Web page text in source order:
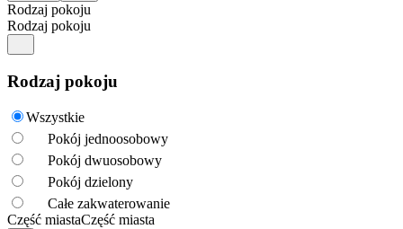
Rodzaj pokoju
Rodzaj pokoju
Rodzaj pokoju
Wszystkie
Pokój jednoosobowy
Pokój dwuosobowy
Pokój dzielony
Całe zakwaterowanie
Część miastaCzęść miasta